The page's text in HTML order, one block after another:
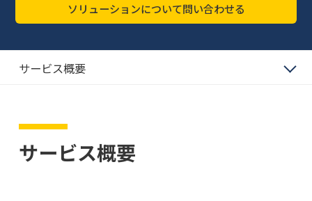
ソリューションについて問い合わせる
サービス概要
サービス概要